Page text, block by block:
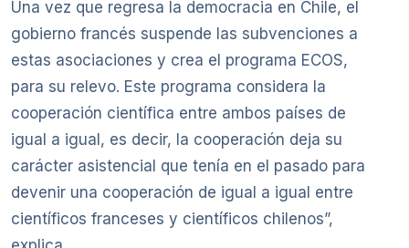
Una vez que regresa la democracia en Chile, el
gobierno francés suspende las subvenciones a
estas asociaciones y crea el programa ECOS,
para su relevo. Este programa considera la
cooperación científica entre ambos países de
igual a igual, es decir, la cooperación deja su
carácter asistencial que tenía en el pasado para
devenir una cooperación de igual a igual entre
científicos franceses y científicos chilenos”,